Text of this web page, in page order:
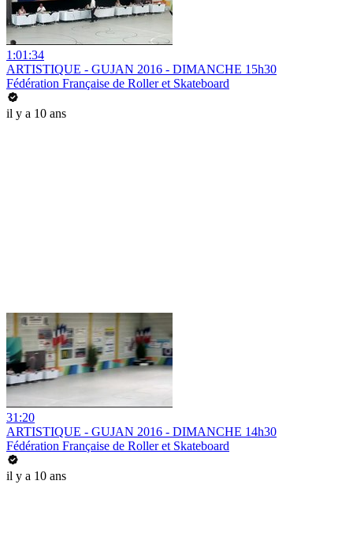
1:01:34
ARTISTIQUE - GUJAN 2016 - DIMANCHE 15h30
Fédération Française de Roller et Skateboard
il y a 10 ans
31:20
ARTISTIQUE - GUJAN 2016 - DIMANCHE 14h30
Fédération Française de Roller et Skateboard
il y a 10 ans